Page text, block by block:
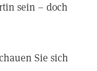
sein – doch
Sie sich